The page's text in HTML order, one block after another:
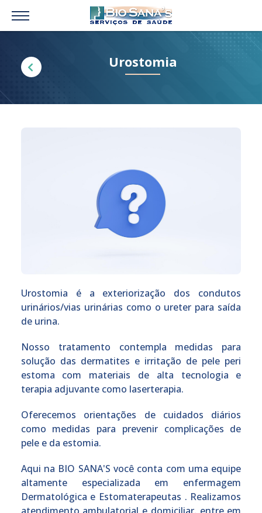
Urostomia
Urostomia é a exteriorização dos condutos
urinários/vias urinárias como o ureter para saída
de urina.
Nosso tratamento contempla medidas para
solução das dermatites e irritação de pele peri
estoma com materiais de alta tecnologia e
terapia adjuvante como laserterapia.
Oferecemos orientações de cuidados diários
como medidas para prevenir complicações de
pele e da estomia.
Aqui na BIO SANA'S você conta com uma equipe
altamente especializada em enfermagem
Dermatológica e Estomaterapeutas . Realizamos